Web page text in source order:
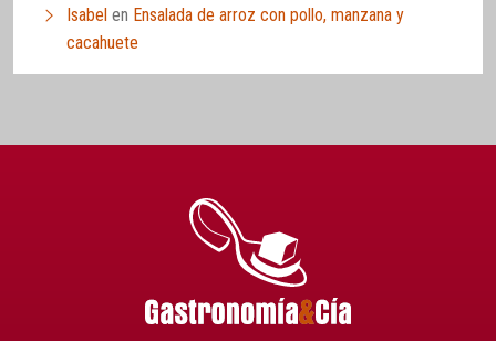
Isabel en Ensalada de arroz con pollo, manzana y
cacahuete